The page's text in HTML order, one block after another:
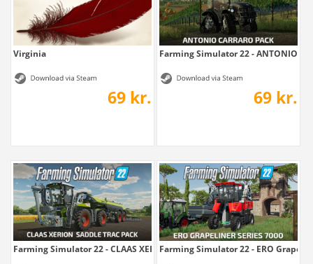
Virginia
69 kr.
Farming Simulator 22 - ANTONIO
69 kr.
Farming Simulator 22 - CLAAS XERION SADDLE...Farming Simulator 22 - ERO